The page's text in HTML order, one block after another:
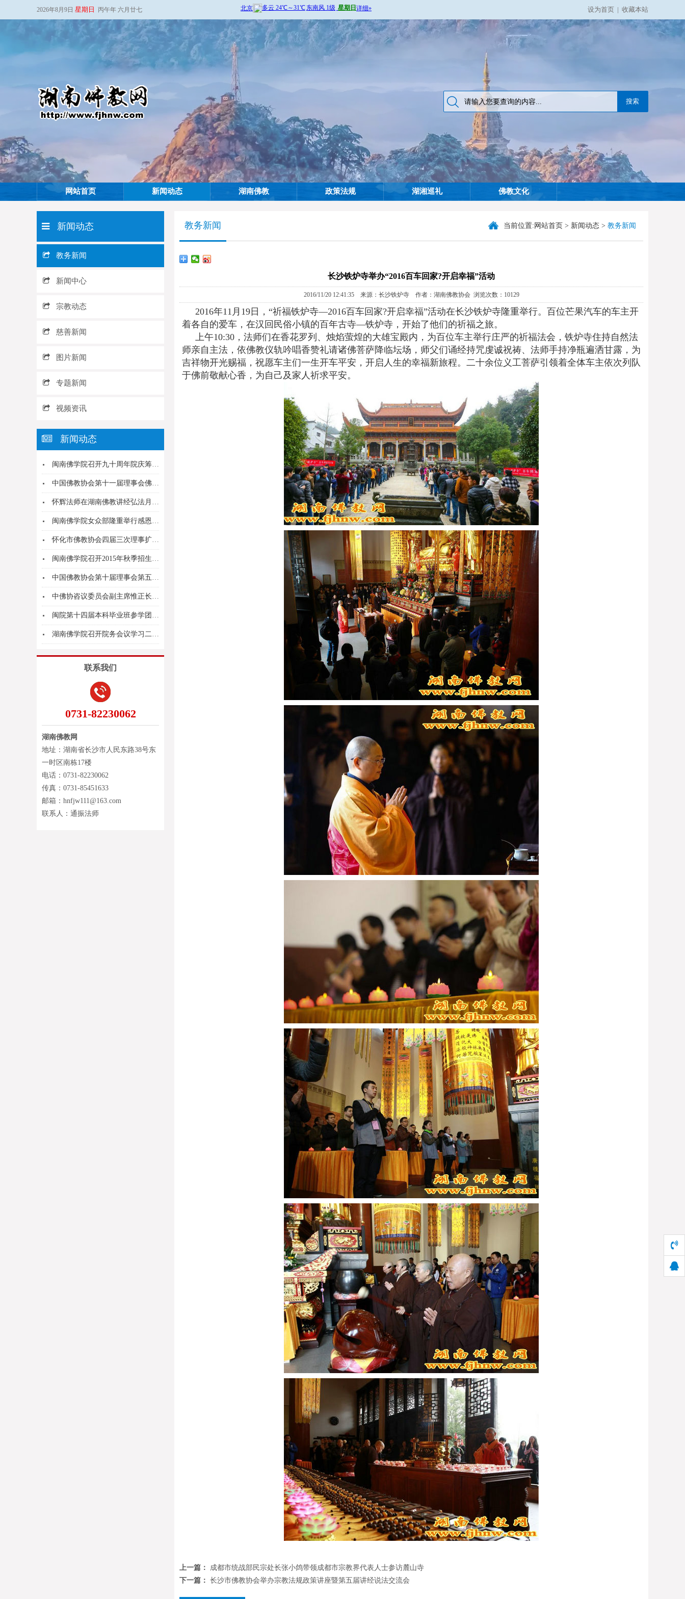
2026年8月9日 星期日 丙午年 六月廿七 设为首页 | 收藏本站
网站首页 新闻动态 湖南佛教 政策法规 湖湘巡礼 佛教文化
新闻动态
教务新闻
新闻中心
宗教动态
慈善新闻
图片新闻
专题新闻
视频资讯
新闻动态
闽南佛学院召开九十周年院庆筹备会第六次工作组会...
中国佛教协会第十一届理事会佛教教育委员会第二次...
怀辉法师在湖南佛教讲经弘法月上宣讲《金刚经》
闽南佛学院女众部隆重举行感恩普利吉祥焰口法会
怀化市佛教协会四届三次理事扩大会在市佛协召开
闽南佛学院召开2015年秋季招生考试考前工作会...
中国佛教协会第十届理事会第五次会议在京召开
中佛协咨议委员会副主席惟正长老追思会在南岳祝圣...
闽院第十四届本科毕业班参学团一行游览庐山名胜风...
湖南佛学院召开院务会议学习二十届四中全会精神及...
联系我们
0731-82230062
湖南佛教网
地址：湖南省长沙市人民东路38号东
一时区南栋17楼
电话：0731-82230062
传真：0731-85451633
邮箱：hnfjw111@163.com
联系人：通振法师
教务新闻 当前位置: 网站首页 > 新闻动态 > 教务新闻
长沙铁炉寺举办“2016百车回家?开启幸福”活动
2016/11/20 12:41:35 来源：长沙铁炉寺 作者：湖南佛教协会 浏览次数：10129
2016年11月19日，“祈福铁炉寺—2016百车回家?开启幸福”活动在长沙铁炉寺隆重举行。百位芒果汽车的车主开
着各自的爱车，在汉回民俗小镇的百年古寺—铁炉寺，开始了他们的祈福之旅。
上午10:30，法师们在香花罗列、烛焰萤煌的大雄宝殿内，为百位车主举行庄严的祈福法会，铁炉寺住持自然法
师亲自主法，依佛教仪轨吟唱香赞礼请诸佛菩萨降临坛场，师父们诵经持咒虔诚祝祷、法师手持净瓶遍洒甘露，为
吉祥物开光赐福，祝愿车主们一生开车平安，开启人生的幸福新旅程。二十余位义工菩萨引领着全体车主依次列队
于佛前敬献心香，为自己及家人祈求平安。
上一篇：
成都市统战部民宗处长张小鸽带领成都市宗教界代表人士参访麓山寺
下一篇： 长沙市佛教协会举办宗教法规政策讲座暨第五届讲经说法交流会